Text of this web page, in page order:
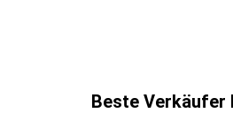
Beste Verkäufer